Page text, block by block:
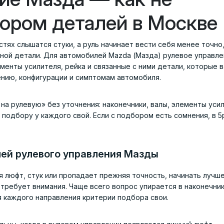
деталей в Москве
слышатся стуки, а руль начинает вести себя менее точно,
детали. Для автомобилей Mazda (Мазда) рулевое
усилителя, рейка и связанные с ними детали, которые
конфигурации и симптомам автомобиля.
рулевую» без уточнения: наконечники, валы, элементы
у каждого свой. Если с подбором есть сомнения, в
рулевого управления Мазды
стук или пропадает прежняя точность, начинать
внимания. Чаще всего вопрос упирается в
направления критерии подбора свои.